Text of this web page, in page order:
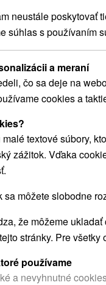
od
/noc/osoba
POBYT S
neustále poskytovať
súhlas s používaním
a meraní
čo sa deje na
cookies a
textové súbory,
zážitok. Vďaka
sa môžete slobodne
že môžeme
stránky. Pre
používame
a nevyhnutné